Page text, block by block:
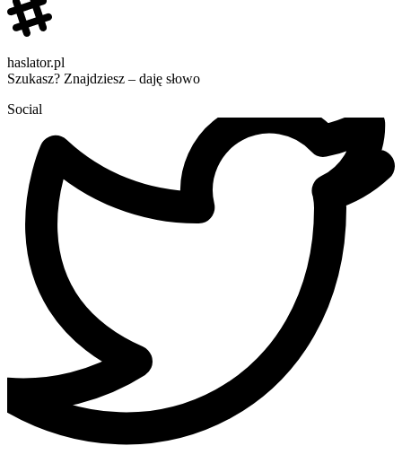
haslator.pl
Szukasz? Znajdziesz – daję słowo
Social